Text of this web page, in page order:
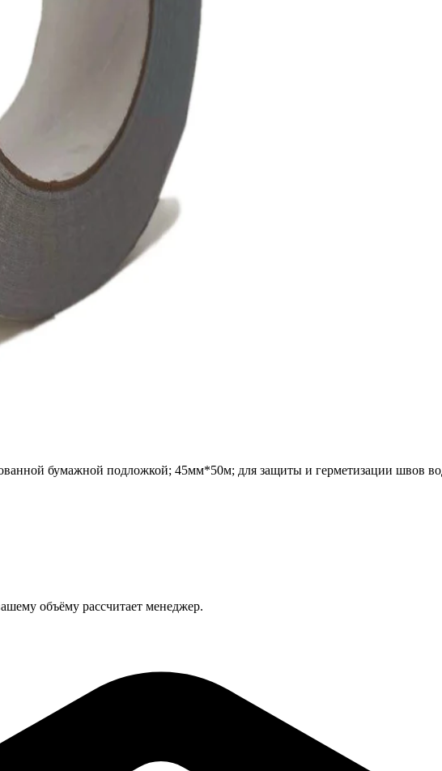
бумажной подложкой; 45мм*50м; для защиты и герметизации швов
объёму рассчитает менеджер.